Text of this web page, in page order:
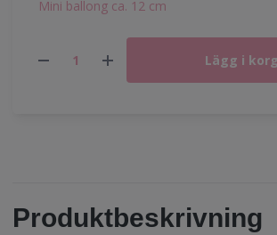
Lägg i
Produktbeskrivning